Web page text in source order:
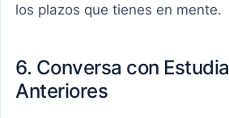
los plazos que tienes en mente.
6. Conversa con
Anteriores